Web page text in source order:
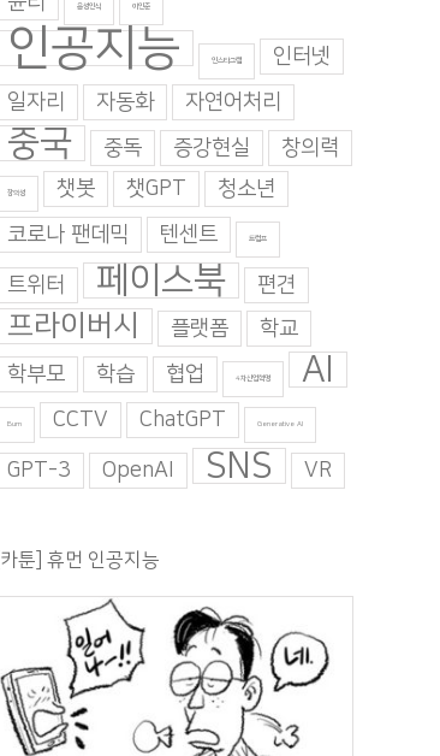
음성인식 이인준
인공지능 인스타그램
인터넷
일자리
자동화 자연어처리
중국 중독 증강현실 창의력
창의성 챗봇 챗GPT
청소년
코로나 팬데믹
텐센트 트럼프
트위터 페이스북 편견
프라이버시 플랫폼
학교
학부모
학습 협업 4차산업혁명 AI
Burn CCTV ChatGPT Generative AI
GPT-3 OpenAI SNS VR
[카툰] 휴먼 인공지능